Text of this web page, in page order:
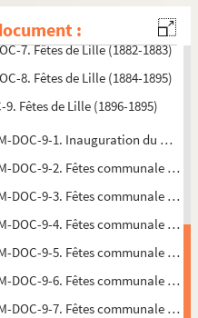
:
6. Fêtes de Lille (1870-1881)
7. Fêtes de Lille (1882-1883)
8. Fêtes de Lille (1884-1895)
9. Fêtes de Lille (1896-1895)
DOC-9-1. Inauguration du
DOC-9-2. Fêtes communale 1897
DOC-9-3. Fêtes communale 1898
DOC-9-4. Fêtes communale 1899
DOC-9-5. Fêtes communale 1900
DOC-9-6. Fêtes communale 1901
DOC-9-7. Fêtes communale 1902